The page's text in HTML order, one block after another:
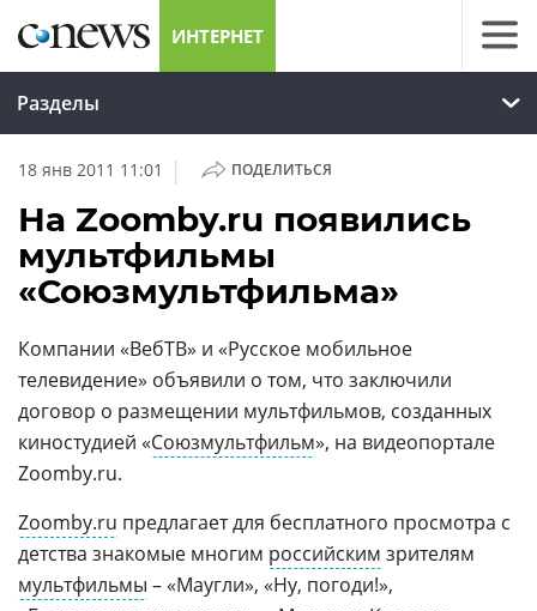
ИНТЕРНЕТ
Разделы
18 янв 2011 11:01 | ПОДЕЛИТЬСЯ
На Zoomby.ru появились
мультфильмы
«Союзмультфильма»
Компании «ВебТВ» и «Русское мобильное
телевидение» объявили о том, что заключили
договор о размещении мультфильмов, созданных
киностудией «Союзмультфильм», на видеопортале
Zoomby.ru.
Zoomby.ru предлагает для бесплатного просмотра с
детства знакомые многим российским зрителям
мультфильмы – «Маугли», «Ну, погоди!»,